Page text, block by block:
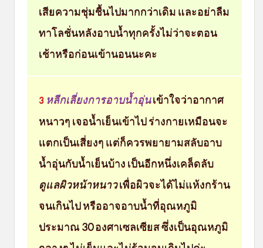
เสียความชุ่มชื้นไปมากกว่าเดิม และอย่าลืม
ทาโลชั่นหลังอาบน้ำทุกครั้งไม่ว่าจะตอน
เช้าหรือก่อนเข้านอนนะคะ
3 หลีกเลี่ยงการอาบน้ำอุ่นเข้าใจว่าอากาศ
หนาวๆ เจอน้ำเย็นเข้าไป ร่างกายเหมือนจะ
แตกเป็นเสี่ยงๆ แต่ก็ควรพยายามสลับอาบ
น้ำอุ่นกับน้ำเย็นบ้าง เป็นอีกหนึ่งเคล็ดลับ
ดูแลผิวหน้าหนาวเพื่อผิวจะได้ไม่แห้งกร้าน
จนเกินไป หรืออาจอาบน้ำที่อุณหภูมิ
ประมาณ 30 องศาเซลเซียส ซึ่งเป็นอุณหภูมิ